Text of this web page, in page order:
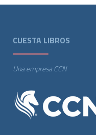
CUESTA LIBROS
Una empresa CCN